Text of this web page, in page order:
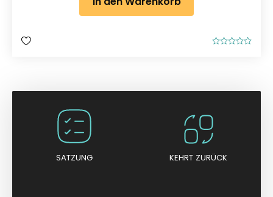
i
t
0
v
n
5
SATZUNG KEHRT ZURÜCK